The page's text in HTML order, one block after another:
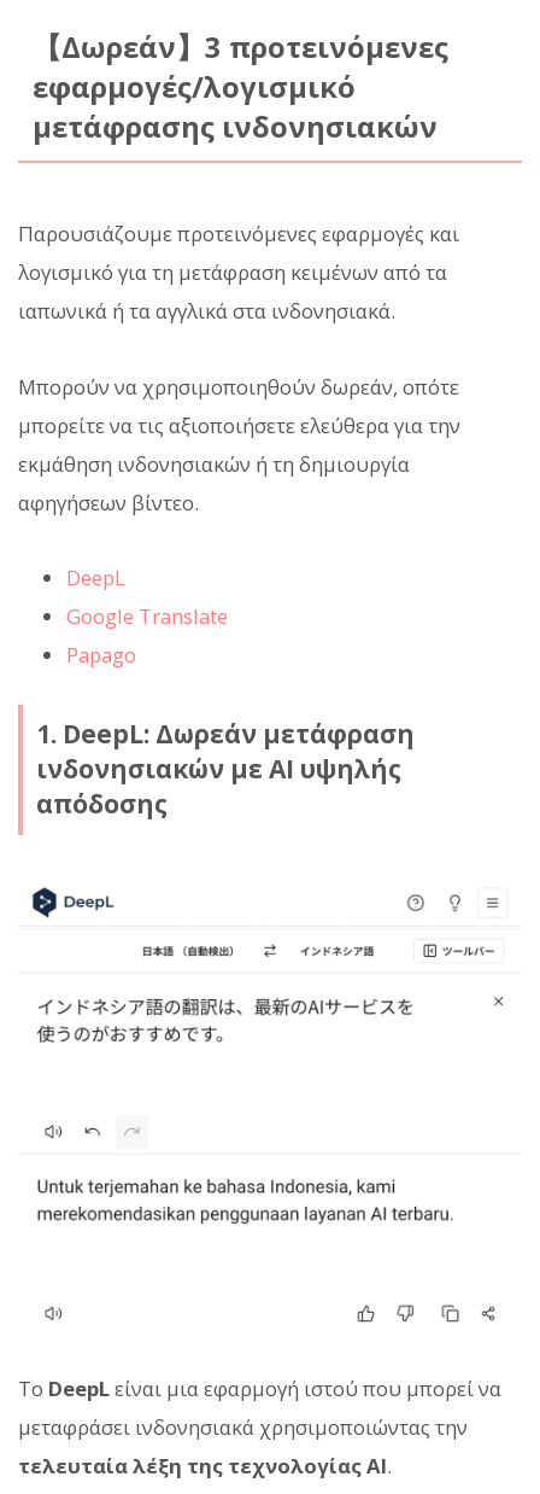
【Δωρεάν】3 προτεινόμενες
εφαρμογές/λογισμικό
μετάφρασης ινδονησιακών
Παρουσιάζουμε προτεινόμενες εφαρμογές και
λογισμικό για τη μετάφραση κειμένων από τα
ιαπωνικά ή τα αγγλικά στα ινδονησιακά.
Μπορούν να χρησιμοποιηθούν δωρεάν, οπότε
μπορείτε να τις αξιοποιήσετε ελεύθερα για την
εκμάθηση ινδονησιακών ή τη δημιουργία
αφηγήσεων βίντεο.
DeepL
Google Translate
Papago
1. DeepL: Δωρεάν μετάφραση
ινδονησιακών με AI υψηλής
απόδοσης
Το DeepLείναι μια εφαρμογή ιστού που μπορεί να
μεταφράσει ινδονησιακά χρησιμοποιώντας την
τελευταία λέξη της τεχνολογίας AI.